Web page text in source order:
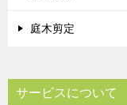
庭木剪定
サービスについて